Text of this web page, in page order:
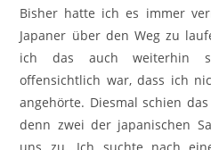
Bisher hatte ich es immer
Japaner über den Weg zu
ich das auch weiterhin
offensichtlich war, dass ich
angehörte. Diesmal schien
denn zwei der japanischen